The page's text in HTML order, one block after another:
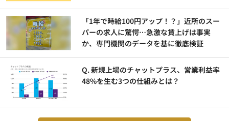
「1年で時給100円アップ！？」近所のスー
パーの求人に驚愕…急激な賃上げは事実
か、専門機関のデータを基に徹底検証
Q. 新規上場のチャットプラス、営業利益率
48%を生む3つの仕組みとは？